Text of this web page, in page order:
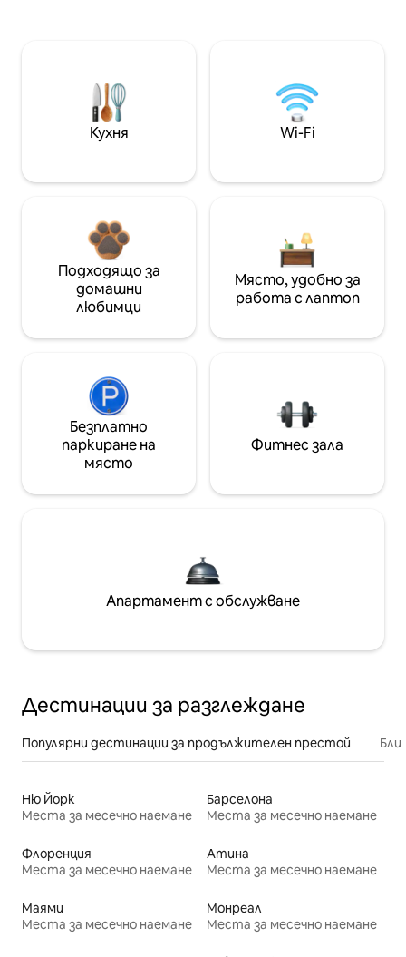
Кухня Wi-Fi
Подходящо за
домашни
любимци
Място, удобно за
работа с лаптоп
Безплатно
паркиране на
място
Фитнес зала
Апартамент с обслужване
Дестинации за разглеждане
Популярни дестинации за продължителен престой
Ню Йорк
Места за месечно наемане
Барселона
Места за месечно наемане
Флоренция
Места за месечно наемане
Атина
Места за месечно наемане
Маями
Места за месечно наемане
Монреал
Места за месечно наемане